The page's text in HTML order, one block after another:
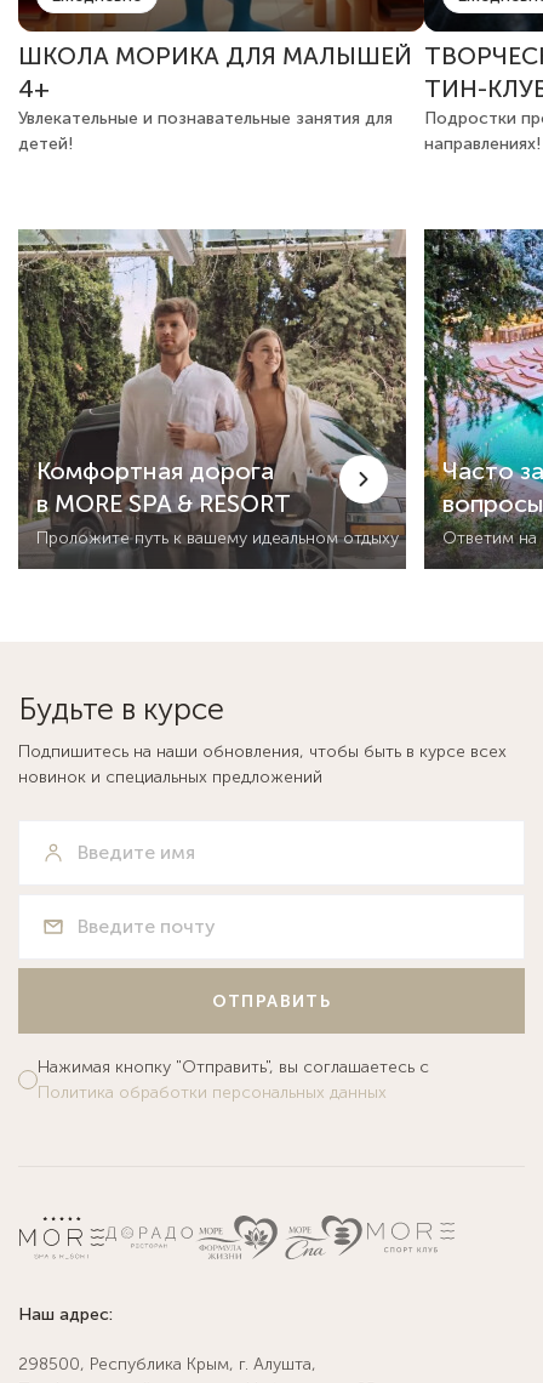
ШКОЛА МОРИКА ДЛЯ МАЛЫШЕЙ
4+
Увлекательные и познавательные занятия для
детей!
ТИН-
Подростки
направлениях!
Комфортная дорога
в MORE SPA & RESORT
Проложите путь к вашему идеальном отдыху
Часто
вопросы
Ответим на
Будьте в курсе
Подпишитесь на наши обновления, чтобы быть в курсе всех
новинок и специальных предложений
ОТПРАВИТЬ
Нажимая кнопку "Отправить", вы соглашаетесь с
Политика обработки персональных данных
Наш адрес:
298500, Республика Крым, г. Алушта,